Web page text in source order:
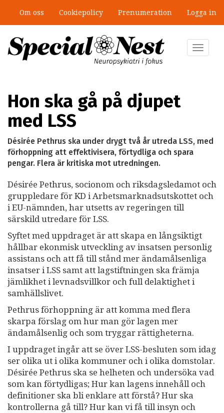
huvudinnehåll
Om oss Cookiepolicy Prenumeration Logga in
Toggle
Hon ska gå på djupet
med LSS
Désirée Pethrus ska under drygt två år utreda LSS, med
förhoppning att effektivisera, förtydliga och spara
pengar. Flera är kritiska mot utredningen.
Désirée Pethrus, socionom och riksdagsledamot och
gruppledare för KD i Arbetsmarknadsutskottet och
i EU-nämnden, har utsetts av regeringen till
särskild utredare för LSS.
Syftet med uppdraget är att skapa en långsiktigt
hållbar ekonmisk utveckling av insatsen personlig
assistans och att få till stånd mer ändamålsenliga
insatser i LSS samt att lagstiftningen ska främja
jämlikhet i levnadsvillkor och full delaktighet i
samhällslivet.
Pethrus förhoppning är att komma med flera
skarpa förslag om hur man gör lagen mer
ändamålsenlig och som tryggar rättigheterna.
I uppdraget ingår att se över LSS-besluten som idag
ser olika ut i olika kommuner och i olika domstolar.
Désirée Pethrus ska se helheten och undersöka vad
som kan förtydligas; Hur kan lagens innehåll och
definitioner ska bli enklare att förstå? Hur ska
kontrollerna gå till? Hur kan vi få till insyn och